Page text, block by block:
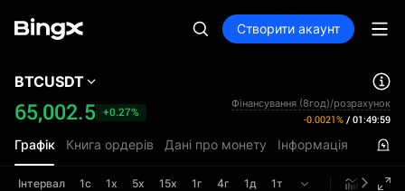
Створити акаунт
BTCUSDT
65,002.5 +0.27%
Фінансування (8год)/розрахунок
-0.0021% / 01:49:59
Графік Книга ордерів Дані про монету Інформація
Інтервал 1с 1х 5х 15х 1г 4г 1д 1т